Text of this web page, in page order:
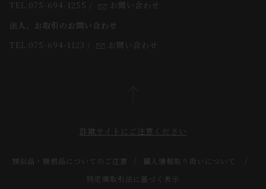
よくあるご質問
スタッフ
TEL:075-694-1255
お問い合わせ
法人、お取引のお問い合わせ
TEL:075-694-1123
お問い合わせ
詐欺サイトにご注意ください
類似品・模倣品についてのご注意
個人情報取り扱いについて
特定商取引法に基づく表示